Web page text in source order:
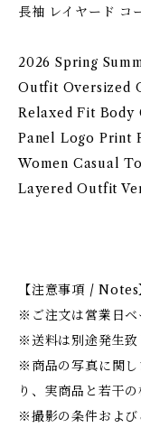
長袖 レイヤード コ
2026 Spring
Outfit Oversized
Relaxed Fit
Panel Logo Print
Women Casual
Layered Outfit
【注意事項 / Notes
※ご注文は営業日ベ
※送料は別途発生致
※商品の写真に関し
り、実商品と若干
※撮影の条件および